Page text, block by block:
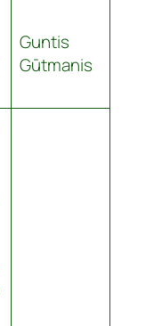
Guntis
Gūtmanis